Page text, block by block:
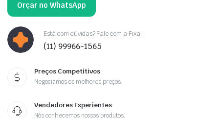
Orçar no WhatsApp
Está com dúvidas? Fale com a Fixa!
(11) 99966-1565
Preços Competitivos
Negociamos os melhores preços.
Vendedores Experientes
Nós conhecemos nossos produtos.